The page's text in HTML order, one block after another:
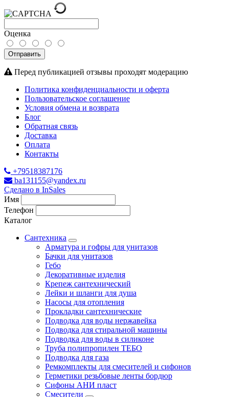
Оценка
Отправить
Перед публикацией отзывы проходят модерацию
Политика конфиденциальности и оферта
Пользовательское соглашение
Условия обмена и возврата
Блог
Обратная связь
Доставка
Оплата
Контакты
+79518387176
ba131155@yandex.ru
Сделано в InSales
Имя
Телефон
Каталог
Сантехника
Арматура и гофры для унитазов
Бачки для унитазов
Гебо
Декоративные изделия
Крепеж сантехнический
Лейки и шланги для душа
Насосы для отопления
Прокладки сантехнические
Подводка для воды нержавейка
Подводка для стиральной машины
Подводка для воды в силиконе
Труба полипропилен ТЕБО
Подводка для газа
Ремкомплекты для смесителей и сифонов
Герметики резьбовые ленты бордюр
Сифоны АНИ пласт
Смесители